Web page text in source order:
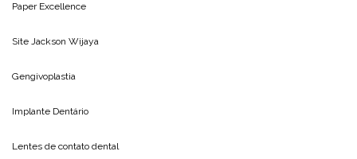
Paper Excellence
Site Jackson Wijaya
Gengivoplastia
Implante Dentário
Lentes de contato dental